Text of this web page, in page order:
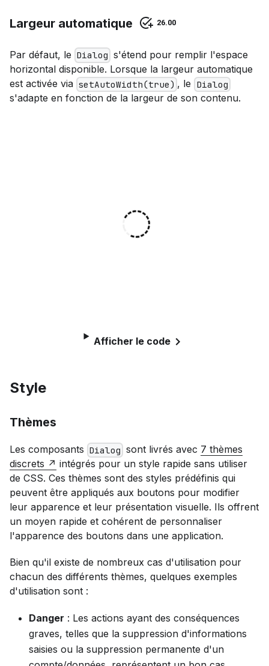
Largeur automatique 26.00
Par défaut, le Dialog s'étend pour remplir l'espace
horizontal disponible. Lorsque la largeur automatique
est activée via setAutoWidth(true) , le Dialog
s'adapte en fonction de la largeur de son contenu.
Afficher le code
Style
Thèmes
Les composants Dialog sont livrés avec 7 thèmes
discrets
intégrés pour un style rapide sans utiliser
de CSS. Ces thèmes sont des styles prédéfinis qui
peuvent être appliqués aux boutons pour modifier
leur apparence et leur présentation visuelle. Ils offrent
un moyen rapide et cohérent de personnaliser
l'apparence des boutons dans une application.
Bien qu'il existe de nombreux cas d'utilisation pour
chacun des différents thèmes, quelques exemples
d'utilisation sont :
Danger : Les actions ayant des conséquences
graves, telles que la suppression d'informations
saisies ou la suppression permanente d'un